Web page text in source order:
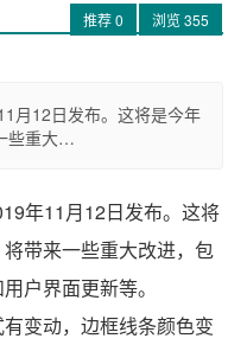
推荐0 浏览355
月12日发布。这将是今年
些重大…
年11月12日发布。这将
带来一些重大改进，包
户界面更新等。
变动，边框线条颜色变